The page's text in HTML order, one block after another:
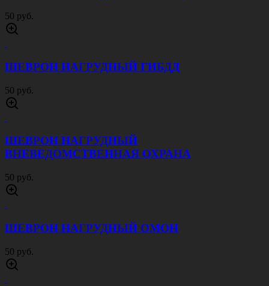
50 руб.
ШЕВРОН НАГРУДНЫЙ ГИБДД
50 руб.
ШЕВРОН НАГРУДНЫЙ
ВНЕВЕДОМСТВЕННАЯ ОХРАНА
50 руб.
ШЕВРОН НАГРУДНЫЙ ОМОН
50 руб.